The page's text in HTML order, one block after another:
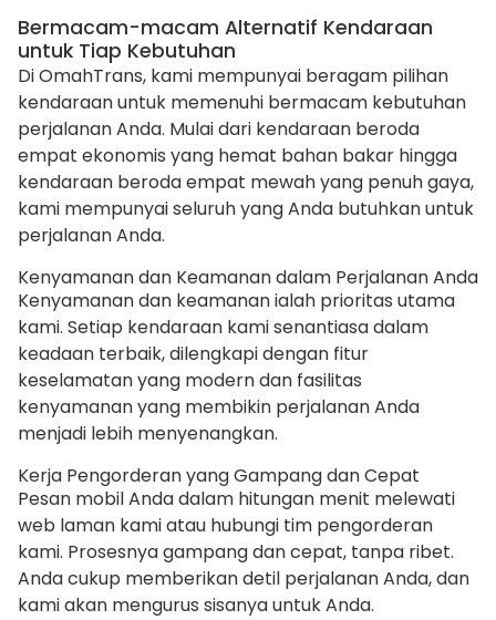
Bermacam-macam Alternatif Kendaraan
untuk Tiap Kebutuhan
Di OmahTrans, kami mempunyai beragam pilihan
kendaraan untuk memenuhi bermacam kebutuhan
perjalanan Anda. Mulai dari kendaraan beroda
empat ekonomis yang hemat bahan bakar hingga
kendaraan beroda empat mewah yang penuh gaya,
kami mempunyai seluruh yang Anda butuhkan untuk
perjalanan Anda.
Kenyamanan dan Keamanan dalam Perjalanan Anda
Kenyamanan dan keamanan ialah prioritas utama
kami. Setiap kendaraan kami senantiasa dalam
keadaan terbaik, dilengkapi dengan fitur
keselamatan yang modern dan fasilitas
kenyamanan yang membikin perjalanan Anda
menjadi lebih menyenangkan.
Kerja Pengorderan yang Gampang dan Cepat
Pesan mobil Anda dalam hitungan menit melewati
web laman kami atau hubungi tim pengorderan
kami. Prosesnya gampang dan cepat, tanpa ribet.
Anda cukup memberikan detil perjalanan Anda, dan
kami akan mengurus sisanya untuk Anda.